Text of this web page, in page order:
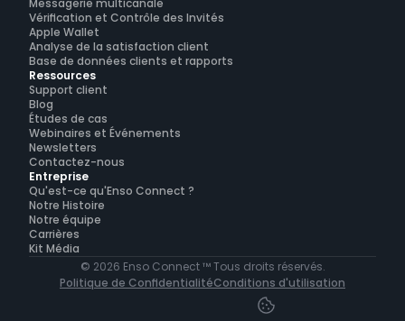
Messagerie multicanale
Vérification et Contrôle des Invités
Apple Wallet
Analyse de la satisfaction client
Base de données clients et rapports
Ressources
Support client
Blog
Études de cas
Webinaires et Événements
Newsletters
Contactez-nous
Entreprise
Qu'est-ce qu'Enso Connect ?
Notre Histoire
Notre équipe
Carrières
Kit Média
© 2026 Enso Connect ™ Tous droits réservés.
Politique de ConfidentialitéConditions d'utilisation